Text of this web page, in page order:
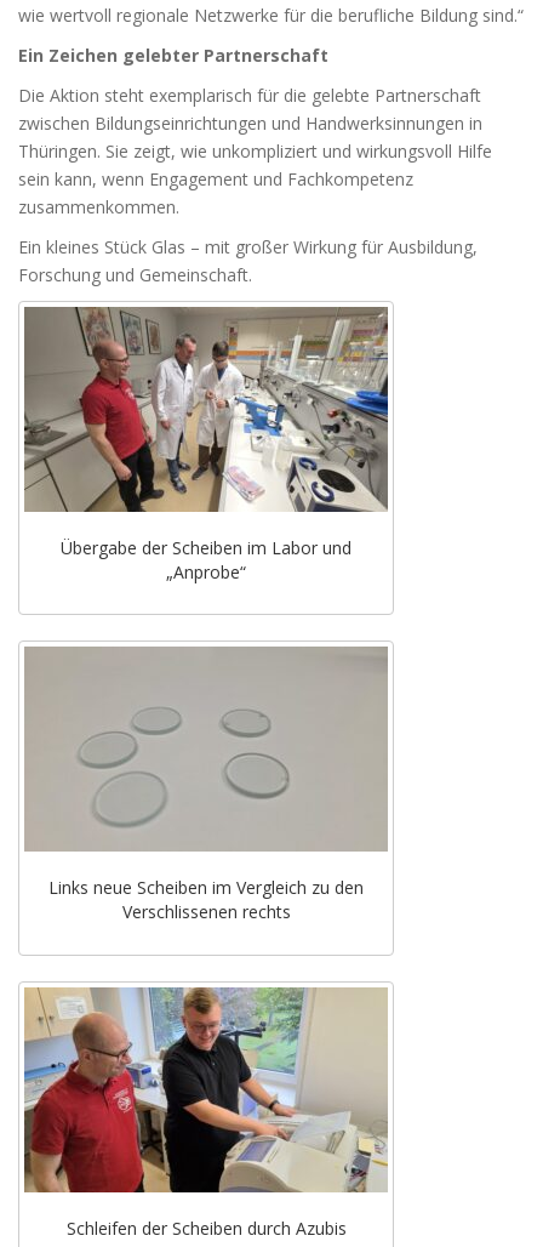
wie wertvoll regionale Netzwerke für die berufliche Bildung sind.“
Ein Zeichen gelebter Partnerschaft
Die Aktion steht exemplarisch für die gelebte Partnerschaft
zwischen Bildungseinrichtungen und Handwerksinnungen in
Thüringen. Sie zeigt, wie unkompliziert und wirkungsvoll Hilfe
sein kann, wenn Engagement und Fachkompetenz
zusammenkommen.
Ein kleines Stück Glas – mit großer Wirkung für Ausbildung,
Forschung und Gemeinschaft.
Übergabe der Scheiben im Labor und
„Anprobe“
Links neue Scheiben im Vergleich zu den
Verschlissenen rechts
Schleifen der Scheiben durch Azubis